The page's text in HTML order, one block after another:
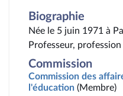
Biographie
Née le 5 juin 1971 à
Professeur,
Commission
Commission des
l'éducation (Membre)